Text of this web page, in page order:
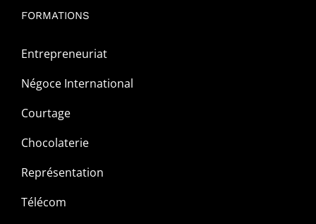
FORMATIONS
Entrepreneuriat
Négoce International
Courtage
Chocolaterie
Représentation
Télécom